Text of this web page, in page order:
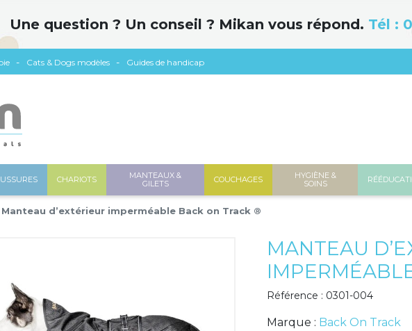
Une question ? Un conseil ? Mikan vous répond. Tél :
Cats & Dogs modèles Guides de handicap
CHARIOTS
MANTEAUX &
GILETS
COUCHAGES
HYGIÈNE &
SOINS
Manteau d’extérieur imperméable Back on Track ®
MANTEAU
Référence : 0301-004
Marque : Back On Track